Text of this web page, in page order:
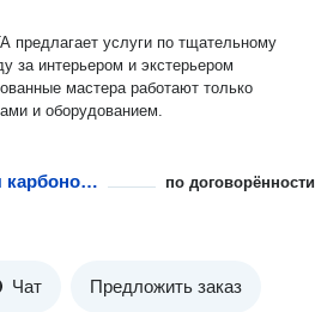
предлагает услуги по тщательному
за интерьером и экстерьером
мастера работают только
и оборудованием.
Оклейка автомобиля карбоновой пленкой по договорённости
Чат Предложить заказ